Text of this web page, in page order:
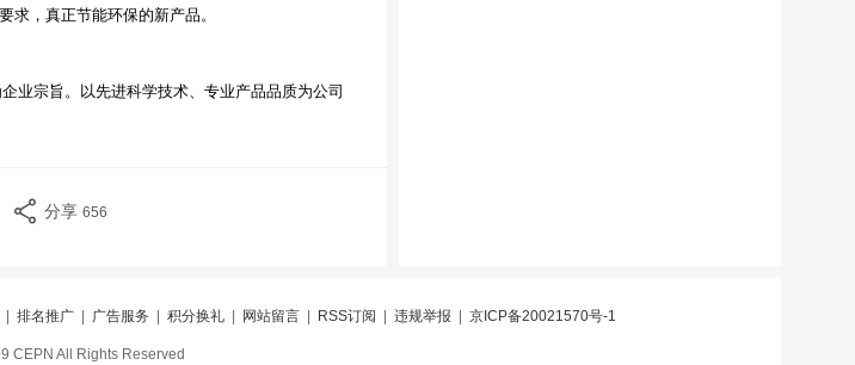
求，真正节能环保的新产品。
业宗旨。以先进科学技术、专业产品品质为公司
分享 656
排名推广| 广告服务 积分换礼| 网站留言| RSS订阅 违规举报 京ICP备20021570号-1
CEPN All Rights Reserved